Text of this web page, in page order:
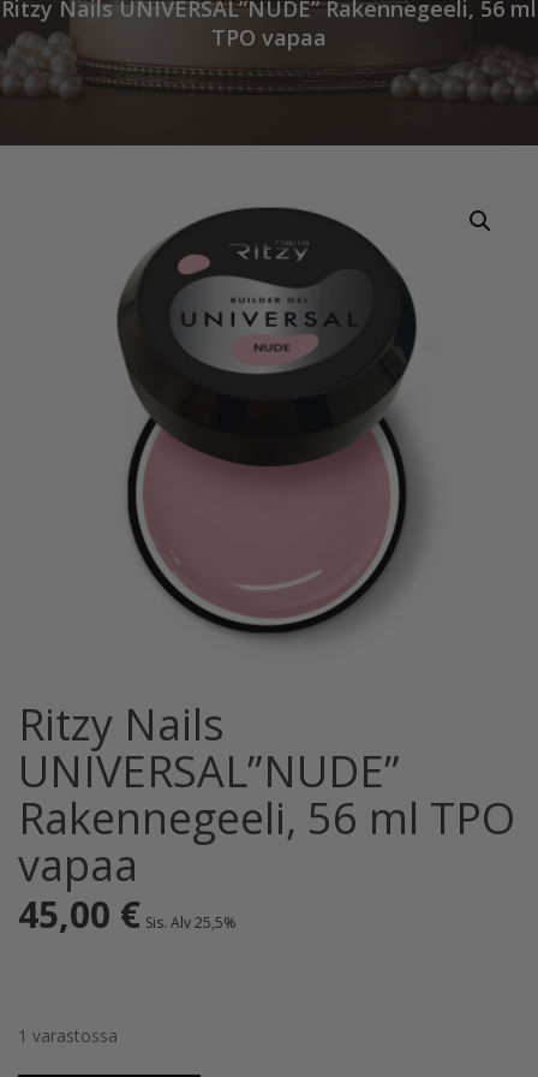
Ritzy Nails UNIVERSAL”NUDE” Rakennegeeli, 56 ml
TPO vapaa
Ritzy Nails
UNIVERSAL”NUDE”
Rakennegeeli, 56 ml TPO
vapaa
45,00 € Sis. Alv 25,5%
1 varastossa